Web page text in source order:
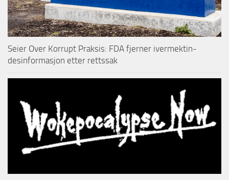
Seier Over Korrupt Praksis: FDA fjerner ivermektin-
desinformasjon etter rettssak